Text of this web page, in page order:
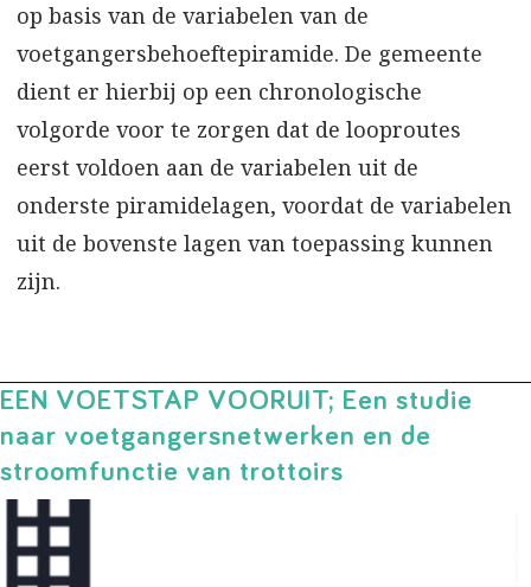
op basis van de variabelen van de
voetgangersbehoeftepiramide. De gemeente
dient er hierbij op een chronologische
volgorde voor te zorgen dat de looproutes
eerst voldoen aan de variabelen uit de
onderste piramidelagen, voordat de variabelen
uit de bovenste lagen van toepassing kunnen
zijn.
EEN VOETSTAP VOORUIT; Een studie
naar voetgangersnetwerken en de
stroomfunctie van trottoirs